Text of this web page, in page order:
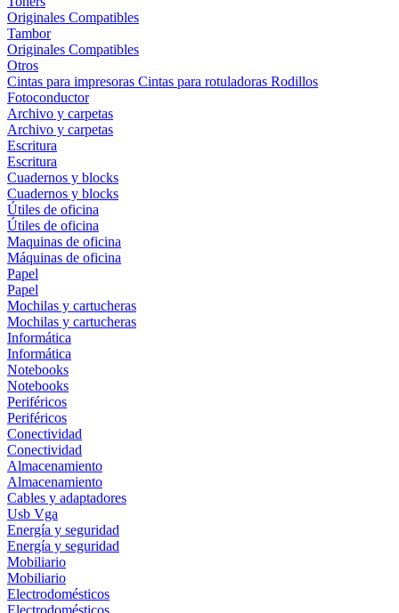
Originales Compatibles
Tambor
Originales Compatibles
Otros
Cintas para impresoras Cintas para rotuladoras Rodillos
Fotoconductor
Archivo y carpetas
Archivo y carpetas
Escritura
Escritura
Cuadernos y blocks
Cuadernos y blocks
Útiles de oficina
Útiles de oficina
Maquinas de oficina
Máquinas de oficina
Papel
Papel
Mochilas y cartucheras
Mochilas y cartucheras
Informática
Informática
Notebooks
Notebooks
Periféricos
Periféricos
Conectividad
Conectividad
Almacenamiento
Almacenamiento
Cables y adaptadores
Usb Vga
Energía y seguridad
Energía y seguridad
Mobiliario
Mobiliario
Electrodomésticos
Electrodomésticos